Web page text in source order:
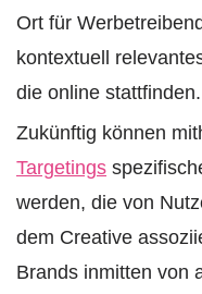
Ort für
kontextuell
die online stattfinden.
Zukünftig können
Targetings
werden, die von
dem Creative
Brands inmitten von